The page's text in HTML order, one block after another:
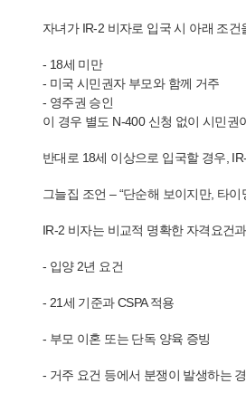
자녀가 IR-2 비자로 입국 시 아래 조
- 18세 미만
- 미국 시민권자 부모와 함께 거주
- 영주권 승인
이 경우 별도 N-400 신청 없이 시민권
반대로 18세 이상으로 입국할 경우,
그늘집 조언 – “단순해 보이지만, 타이
IR-2 비자는 비교적 명확한 자격요건
- 입양 2년 요건
- 21세 기준과 CSPA 적용
- 부모 이혼 또는 단독 양육 증빙
- 거주 요건 등에서 분쟁이 발생하는